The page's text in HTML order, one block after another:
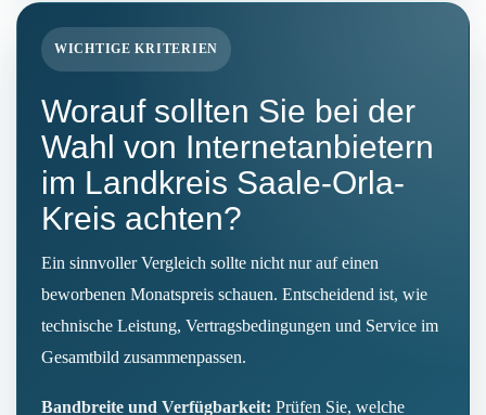
WICHTIGE KRITERIEN
Worauf sollten Sie bei der
Wahl von Internetanbietern
im Landkreis Saale-Orla-
Kreis achten?
Ein sinnvoller Vergleich sollte nicht nur auf einen
beworbenen Monatspreis schauen. Entscheidend ist, wie
technische Leistung, Vertragsbedingungen und Service im
Gesamtbild zusammenpassen.
Bandbreite und Verfügbarkeit: Prüfen Sie, welche